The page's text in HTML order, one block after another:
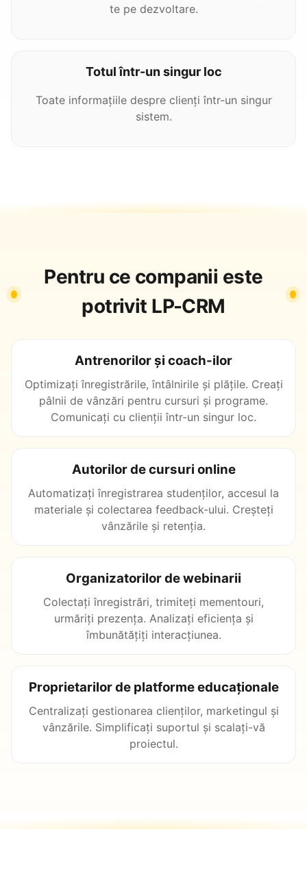
te pe dezvoltare.
Totul într-un singur loc
Toate informațiile despre clienți într-un singur
sistem.
Pentru ce companii este
potrivit LP-CRM
Antrenorilor și coach-ilor
Optimizați înregistrările, întâlnirile și plățile. Creați
pâlnii de vânzări pentru cursuri și programe.
Comunicați cu clienții într-un singur loc.
Autorilor de cursuri online
Automatizați înregistrarea studenților, accesul la
materiale și colectarea feedback-ului. Creșteți
vânzările și retenția.
Organizatorilor de webinarii
Colectați înregistrări, trimiteți mementouri,
urmăriți prezența. Analizați eficiența și
îmbunătățiți interacțiunea.
Proprietarilor de platforme educaționale
Centralizați gestionarea clienților, marketingul și
vânzările. Simplificați suportul și scalați-vă
proiectul.